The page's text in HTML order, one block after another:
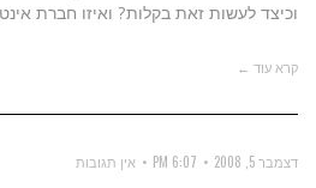
וכיצד לעשות זאת בקלות? ואיזו חברת
קרא עוד ←
דצמבר 5, 2008 6:07 PM אין תגובות